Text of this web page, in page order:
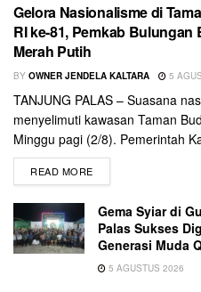
Gelora Nasionalisme di
RI ke-81, Pemkab
Merah Putih
BY OWNER JENDELA KALTARA 5
TANJUNG PALAS – Suasana
menyelimuti kawasan Taman
Minggu pagi (2/8). Pemerintah
READ MORE
Gema Syiar di
Palas Sukses
Generasi Muda
5 AGUSTUS 2026